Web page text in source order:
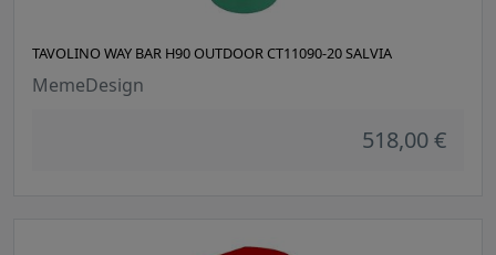
TAVOLINO WAY BAR H90 OUTDOOR CT11090-20 SALVIA
MemeDesign
518,00 €